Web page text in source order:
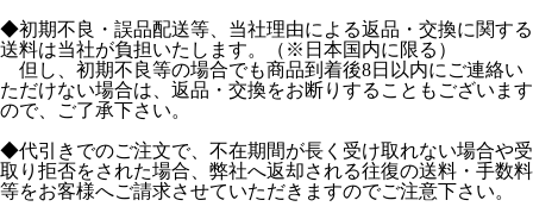
◆初期不良・誤品配送等、当社理由による返品・交換に関する
送料は当社が負担いたします。（※日本国内に限る）
但し、初期不良等の場合でも商品到着後8日以内にご連絡い
ただけない場合は、返品・交換をお断りすることもございます
ので、ご了承下さい。
◆代引きでのご注文で、不在期間が長く受け取れない場合や受
取り拒否をされた場合、弊社へ返却される往復の送料・手数料
等をお客様へご請求させていただきますのでご注意下さい。